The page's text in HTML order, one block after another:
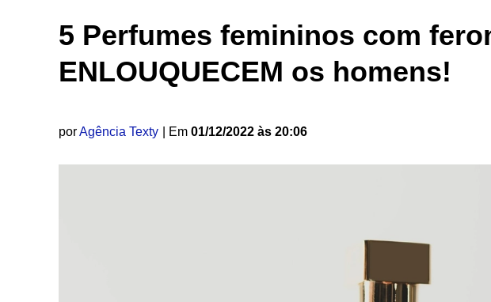
5 Perfumes femininos com
ENLOUQUECEM os homens!
porAgência Texty | Em 01/12/2022 às 20:06